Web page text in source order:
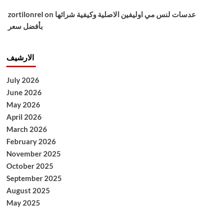
zortilonrel on عدسات لنس مي اوليفين الاصلية وكيفية شرائها
بأفضل سعر
الارشيف
July 2026
June 2026
May 2026
April 2026
March 2026
February 2026
November 2025
October 2025
September 2025
August 2025
May 2025